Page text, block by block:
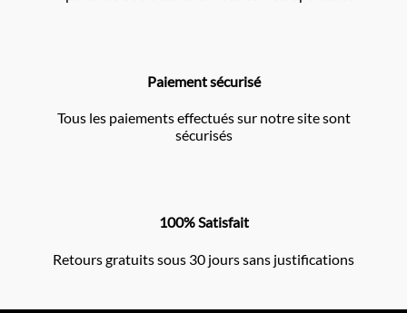
Paiement sécurisé
Tous les paiements effectués sur notre site sont
sécurisés
100% Satisfait
Retours gratuits sous 30 jours sans justifications